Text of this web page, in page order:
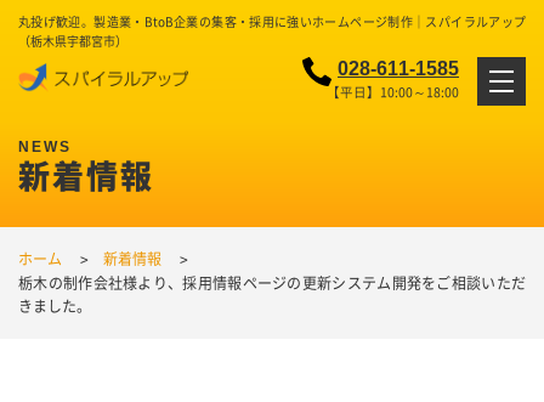
丸投げ歓迎。製造業・BtoB企業の集客・採用に強いホームページ制作｜スパイラルアップ
（栃木県宇都宮市）
028-611-1585
【平日】10:00～18:00
新着情報
ホーム
新着情報
栃木の制作会社様より、採用情報ページの更新システム開発をご相談いただ
きました。